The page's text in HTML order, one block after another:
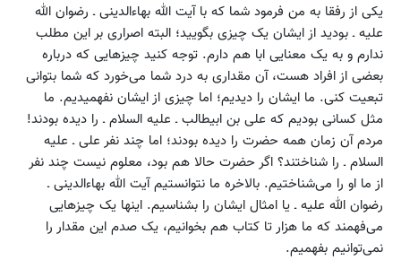
یکی از رفقا به من فرمود شما که با آیت الله بهاءالدینی ـ رضوان الله
علیه ـ بودید از ایشان یک چیزی بگویید؛ البته اصراری بر این مطلب
ندارم و به یک معنایی ابا هم دارم. توجه کنید چیزهایی که درباره
بعضی از افراد هست، آن مقداری به درد شما می‌خورد که شما بتوانی
تبعیت کنی. ما ایشان را دیدیم؛ اما چیزی از ایشان نفهمیدیم. ما
مثل کسانی بودیم که علی بن ابیطالب ـ علیه السلام ـ را دیده بودند!
مردم آن زمان همه حضرت را دیده بودند؛ اما چند نفر علی ـ علیه
السلام ـ را شناختند؟ اگر حضرت حالا هم بود، معلوم نیست چند نفر
از ما او را می‌شناختیم. بالاخره ما نتوانستیم آیت الله بهاءالدینی ـ
رضوان الله علیه ـ یا امثال ایشان را بشناسیم. اینها یک چیزهایی
می‌فهمند که ما هزار تا کتاب هم بخوانیم، یک صدم این مقدار را
نمی‌توانیم بفهمیم.